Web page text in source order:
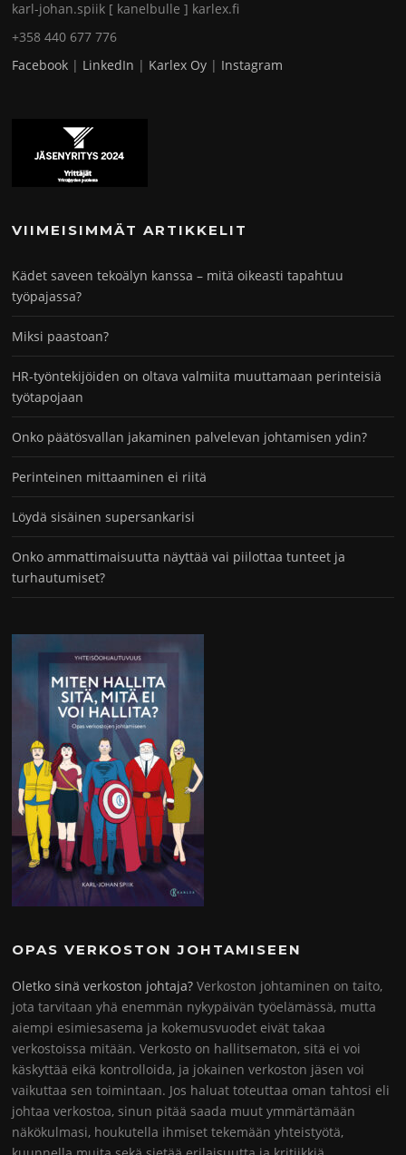
karl-johan.spiik [ kanelbulle ] karlex.fi
+358 440 677 776
Facebook | LinkedIn | Karlex Oy | Instagram
VIIMEISIMMÄT ARTIKKELIT
Kädet saveen tekoälyn kanssa – mitä oikeasti tapahtuu
työpajassa?
Miksi paastoan?
HR-työntekijöiden on oltava valmiita muuttamaan perinteisiä
työtapojaan
Onko päätösvallan jakaminen palvelevan johtamisen ydin?
Perinteinen mittaaminen ei riitä
Löydä sisäinen supersankarisi
Onko ammattimaisuutta näyttää vai piilottaa tunteet ja
turhautumiset?
OPAS VERKOSTON JOHTAMISEEN
Oletko sinä verkoston johtaja? Verkoston johtaminen on taito,
jota tarvitaan yhä enemmän nykypäivän työelämässä, mutta
aiempi esimiesasema ja kokemusvuodet eivät takaa
verkostoissa mitään. Verkosto on hallitsematon, sitä ei voi
käskyttää eikä kontrolloida, ja jokainen verkoston jäsen voi
vaikuttaa sen toimintaan. Jos haluat toteuttaa oman tahtosi eli
johtaa verkostoa, sinun pitää saada muut ymmärtämään
näkökulmasi, houkutella ihmiset tekemään yhteistyötä,